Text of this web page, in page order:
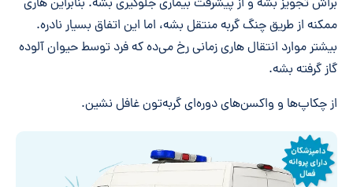
براش تجویز بشه و از پیشرفت بیماری جلوگیری بشه. بنابراین هاری
ممکنه از طریق چنگ گربه منتقل بشه، اما این اتفاق بسیار نادره.
بیشتر موارد انتقال هاری زمانی رخ می‌ده که فرد توسط حیوان آلوده
گاز گرفته بشه.
از چکاپ‌ها و واکسن‌های دوره‌ای گربه‌تون غافل نشین.